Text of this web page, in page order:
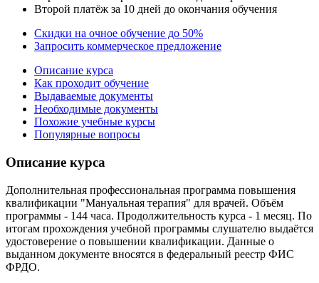
Второй платёж за 10 дней до окончания обучения
Скидки на очное обучение до 50%
Запросить коммерческое предложение
Описание курса
Как проходит обучение
Выдаваемые документы
Необходимые документы
Похожие учебные курсы
Популярные вопросы
Описание курса
Дополнительная профессиональная программа повышения
квалификации "Мануальная терапия" для врачей. Объём
программы - 144 часа. Продолжительность курса - 1 месяц. По
итогам прохождения учебной программы слушателю выдаётся
удостоверение о повышении квалификации. Данные о
выданном документе вносятся в федеральный реестр ФИС
ФРДО.